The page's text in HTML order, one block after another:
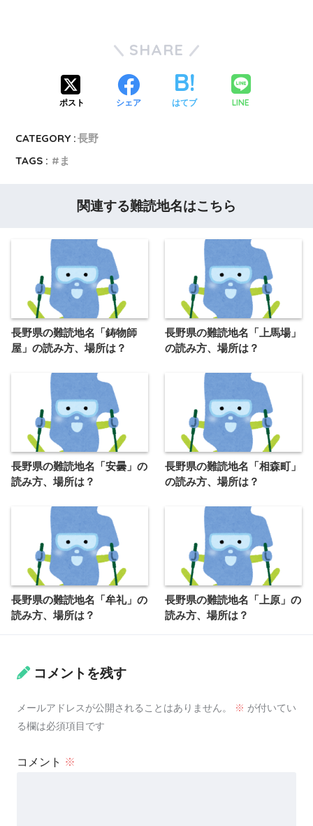
SHARE
ポスト シェア はてブ LINE
CATEGORY :長野
TAGS :
ま
関連する難読地名はこちら
長野県の難読地名「鋳物師
屋」の読み方、場所は？
長野県の難読地名「上馬場」
の読み方、場所は？
長野県の難読地名「安曇」の
読み方、場所は？
長野県の難読地名「相森町」
の読み方、場所は？
長野県の難読地名「牟礼」の
読み方、場所は？
長野県の難読地名「上原」の
読み方、場所は？
コメントを残す
メールアドレスが公開されることはありません。 ※ が付いてい
る欄は必須項目です
コメント ※